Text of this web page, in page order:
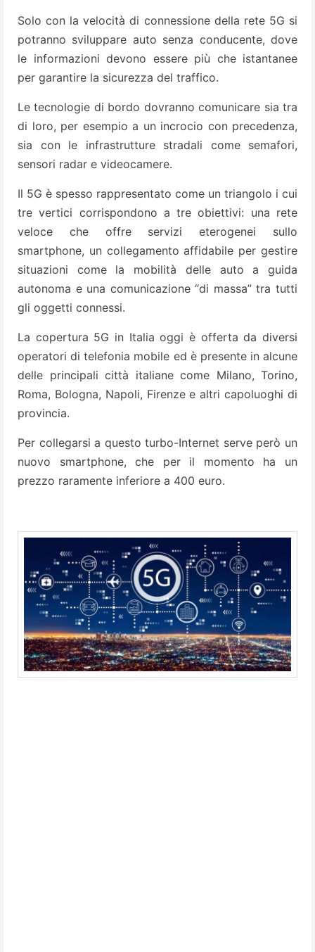
Solo con la velocità di connessione della rete 5G si
potranno sviluppare auto senza conducente, dove
le informazioni devono essere più che istantanee
per garantire la sicurezza del traffico.
Le tecnologie di bordo dovranno comunicare sia tra
di loro, per esempio a un incrocio con precedenza,
sia con le infrastrutture stradali come semafori,
sensori radar e videocamere.
Il 5G è spesso rappresentato come un triangolo i cui
tre vertici corrispondono a tre obiettivi: una rete
veloce che offre servizi eterogenei sullo
smartphone, un collegamento affidabile per gestire
situazioni come la mobilità delle auto a guida
autonoma e una comunicazione “di massa” tra tutti
gli oggetti connessi.
La copertura 5G in Italia oggi è offerta da diversi
operatori di telefonia mobile ed è presente in alcune
delle principali città italiane come Milano, Torino,
Roma, Bologna, Napoli, Firenze e altri capoluoghi di
provincia.
Per collegarsi a questo turbo-Internet serve però un
nuovo smartphone, che per il momento ha un
prezzo raramente inferiore a 400 euro.